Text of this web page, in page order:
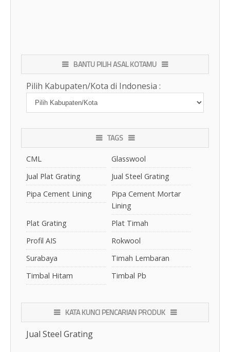
BANTU PILIH ASAL KOTAMU
Pilih Kabupaten/Kota di Indonesia :
TAGS
CML
Glasswool
Jual Plat Grating
Jual Steel Grating
Pipa Cement Lining
Pipa Cement Mortar
Lining
Plat Grating
Plat Timah
Profil AIS
Rokwool
Surabaya
Timah Lembaran
Timbal Hitam
Timbal Pb
KATA KUNCI PENCARIAN PRODUK
Jual Steel Grating